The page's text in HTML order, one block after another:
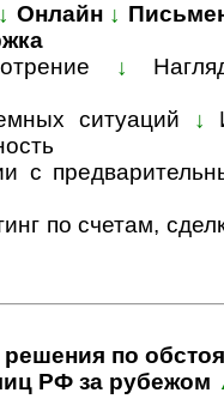
↓ Онлайн ↓
↓
ситуаций ↓
с
по счетам,
по
РФ за рубежом